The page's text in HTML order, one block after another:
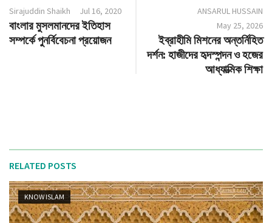
Sirajuddin Shaikh Jul 16, 2020
বাংলার মুসলমানদের ইতিহাস
সম্পর্কে পুনর্বিবেচনা প্রয়োজন
ANSARUL HUSSAIN
May 25, 2026
ইব্রাহীমি মিশনের অন্তর্নিহিত
দর্শন: হাজীদের হৃদস্পন্দন ও হজের
আধ্যাত্মিক শিক্ষা
RELATED POSTS
KNOW ISLAM